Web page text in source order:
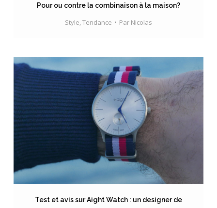
Pour ou contre la combinaison à la maison?
Style,Tendance Par Nicolas
Test et avis sur Aight Watch : un designer de